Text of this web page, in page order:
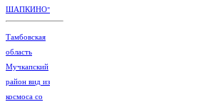
ШАПКИНО"
Тамбовская
область
Мучкапский
район вид из
космоса со